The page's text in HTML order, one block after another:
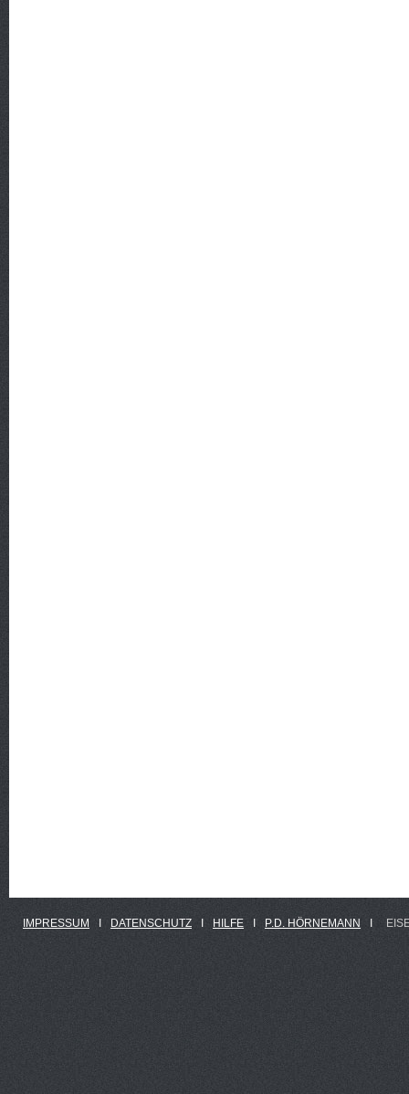
IMPRESSUM DATENSCHUTZ HILFE P.D. HÖRNEMANN